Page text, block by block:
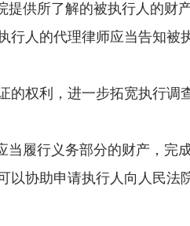
供所了解的被执行人的财
行人的代理律师应当告知被
权利，进一步拓宽执行调
履行义务部分的财产，完
协助申请执行人向人民法